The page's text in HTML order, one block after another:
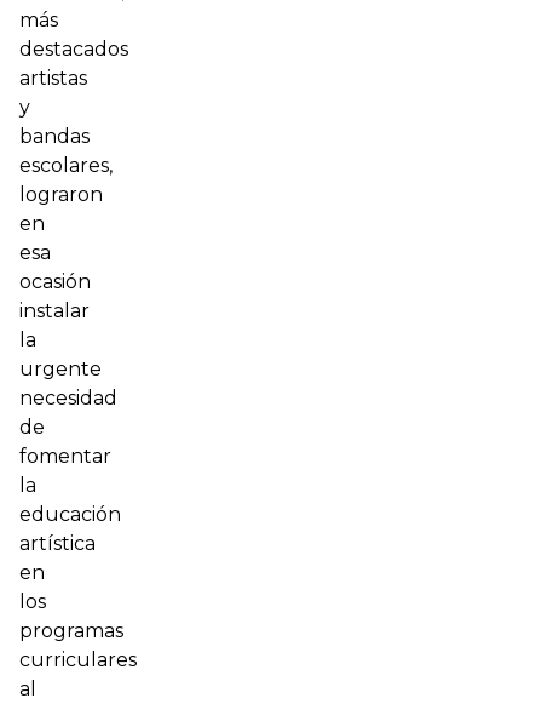
más
destacados
artistas
y
bandas
escolares,
lograron
en
esa
ocasión
instalar
la
urgente
necesidad
de
fomentar
la
educación
artística
en
los
programas
curriculares
al